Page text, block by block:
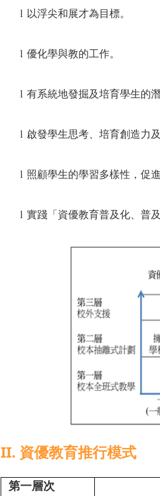
l 以浮尖和展才為目標。
l 優化學與教的工作。
l 有系統地發掘及培育學生的潛
l 啟發學生思考、培育創造力
l 照顧學生的學習多樣性，促
l 實踐「資優教育普及化、普
II. 資優教育推行模式
第一層次